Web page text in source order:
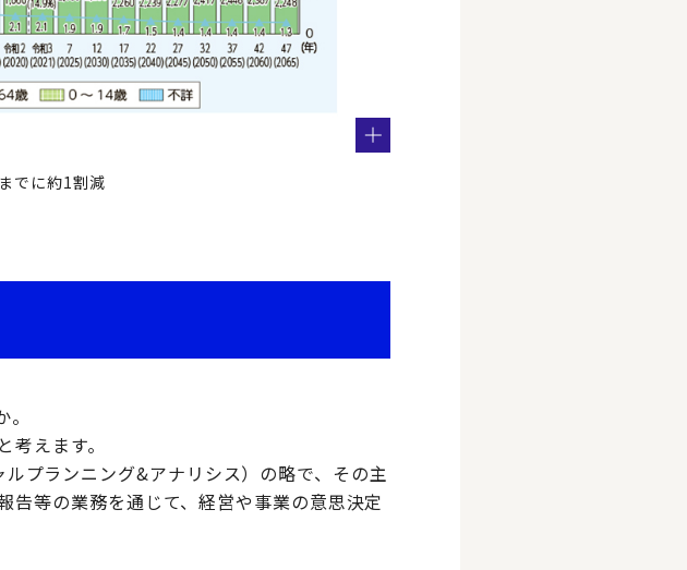
でに約1割減
えます。
プランニング&アナリシス）の略で、その主
告等の業務を通じて、経営や事業の意思決定